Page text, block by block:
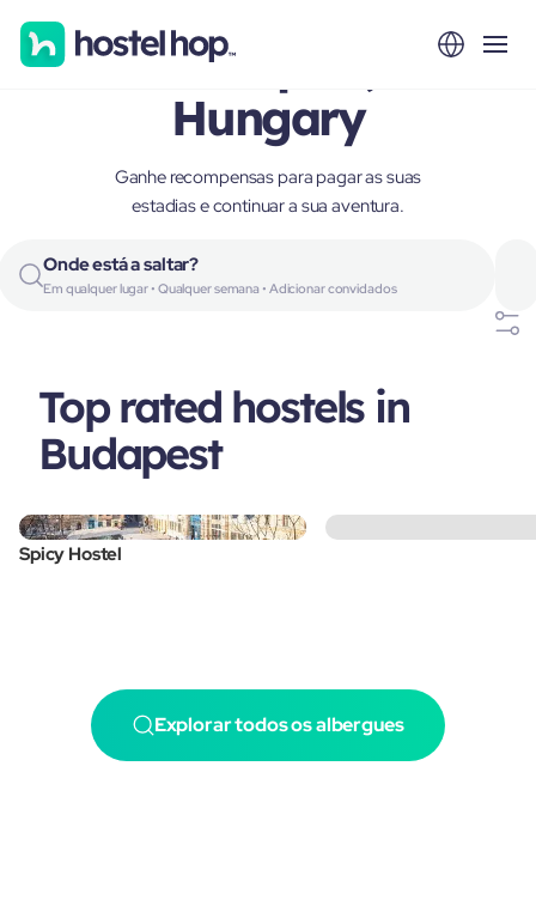
Budapest,
Hungary
Ganhe recompensas para pagar as suas
estadias e continuar a sua aventura.
Onde está a saltar?
Em qualquer lugar • Qualquer semana • Adicionar convidados
Top rated hostels in
Budapest
Spicy Hostel
Explorar todos os albergues